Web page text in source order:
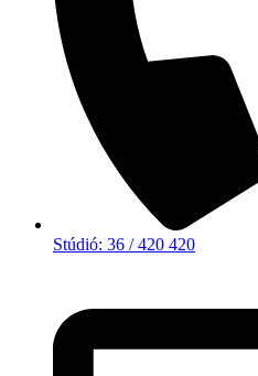
Stúdió: 36 / 420 420